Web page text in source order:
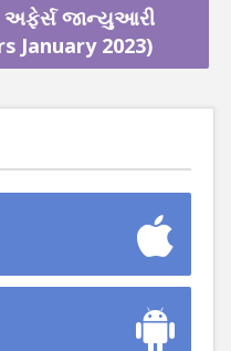
અફેર્સ જાન્યુઆરી
January 2023)